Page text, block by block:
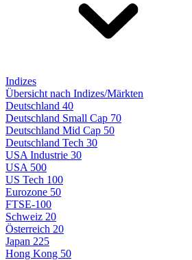
Indizes
Übersicht nach Indizes/Märkten
Deutschland 40
Deutschland Small Cap 70
Deutschland Mid Cap 50
Deutschland Tech 30
USA Industrie 30
USA 500
US Tech 100
Eurozone 50
FTSE-100
Schweiz 20
Österreich 20
Japan 225
Hong Kong 50